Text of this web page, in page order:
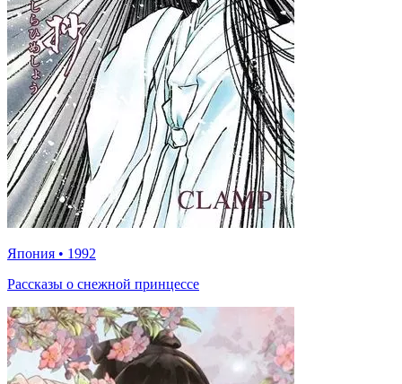
Япония • 1992
Рассказы о снежной принцессе